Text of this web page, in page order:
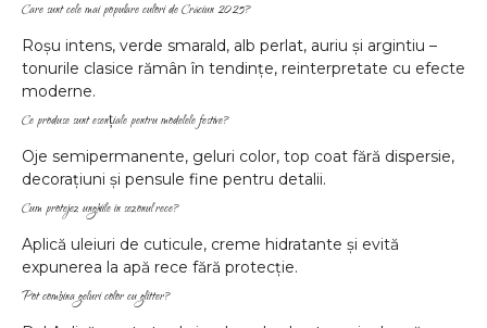
Care sunt cele mai populare culori de Crăciun 2025?
Roșu intens, verde smarald, alb perlat, auriu și argintiu –
tonurile clasice rămân în tendințe, reinterpretate cu efecte
moderne.
Ce produse sunt esențiale pentru modelele festive?
Oje semipermanente, geluri color, top coat fără dispersie,
decorațiuni și pensule fine pentru detalii.
Cum protejez unghiile în sezonul rece?
Aplică uleiuri de cuticule, creme hidratante și evită
expunerea la apă rece fără protecție.
Pot combina geluri color cu glitter?